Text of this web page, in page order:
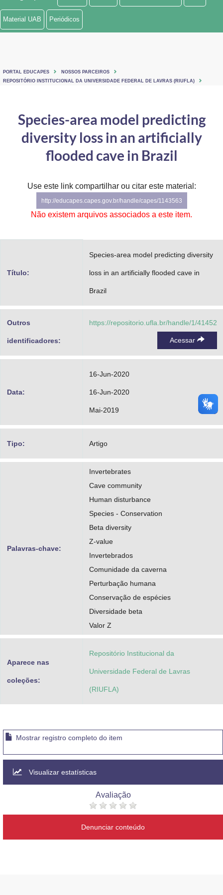
Ministério de Minas e Energia
Ministério do Turismo
Controladoria-Geral da União
Ministério da Mulher, da Família e dos Direitos Humanos
Secretaria de Governo
Gabinete de Segurança Institucional
Planalto
Material UAB Periódicos
PORTAL EDUCAPES
NOSSOS PARCEIROS
REPOSITÓRIO INSTITUCIONAL DA UNIVERSIDADE FEDERAL DE LAVRAS (RIUFLA)
Species-area model predicting
diversity loss in an artificially
flooded cave in Brazil
Use este link compartilhar ou citar este material:
http://educapes.capes.gov.br/handle/capes/1143563
Não existem arquivos associados a este item.
Título:
Species-area model predicting diversity
loss in an artificially flooded cave in
Brazil
Outros
identificadores:
https://repositorio.ufla.br/handle/1/41452
Acessar
Data:
16-Jun-2020
16-Jun-2020
Mai-2019
Tipo: Artigo
Palavras-chave:
Invertebrates
Cave community
Human disturbance
Species - Conservation
Beta diversity
Z-value
Invertebrados
Comunidade da caverna
Perturbação humana
Conservação de espécies
Diversidade beta
Valor Z
Aparece nas
coleções:
Repositório Institucional da
Universidade Federal de Lavras
(RIUFLA)
Mostrar registro completo do item
Visualizar estatísticas
Avaliação
Denunciar conteúdo